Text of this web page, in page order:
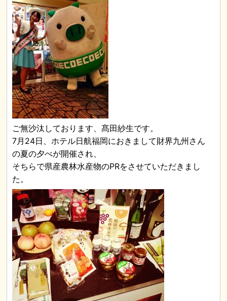
ご無沙汰しております、髙田紗生です。
7月24日、ホテル日航福岡におきまして財界九州さん
の夏の夕べが開催され、
そちらで県産農林水産物のPRをさせていただきまし
た。